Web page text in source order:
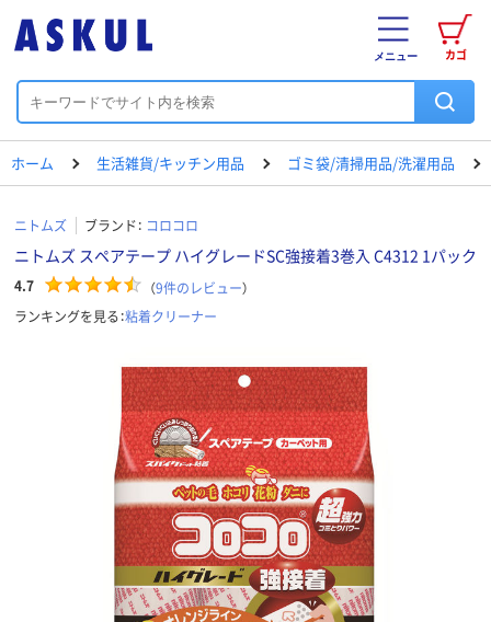
カゴ
メニュー
ホーム 生活雑貨/キッチン用品 ゴミ袋/清掃用品/洗濯用品
ニトムズ ブランド： コロコロ
ニトムズ スペアテープ ハイグレードSC強接着3巻入 C4312 1パック
4.7 （9件のレビュー）
ランキングを見る：粘着クリーナー